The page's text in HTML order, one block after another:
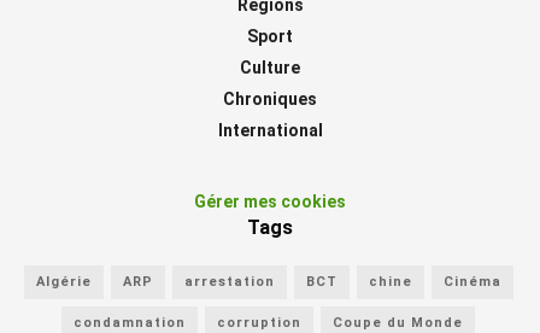
Régions
Sport
Culture
Chroniques
International
Gérer mes cookies
Tags
Algérie ARP arrestation BCT chine Cinéma
condamnation corruption Coupe du Monde